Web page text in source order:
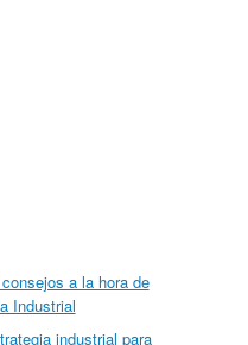
a la hora de
Industrial
industrial para